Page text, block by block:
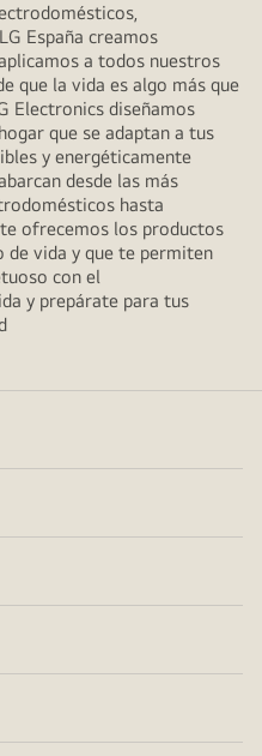
España creamos
a todos nuestros
que la vida es algo más que
Electronics diseñamos
que se adaptan a tus
y energéticamente
desde las más
hasta
ofrecemos los productos
de vida y que te permiten
con el
y prepárate para tus